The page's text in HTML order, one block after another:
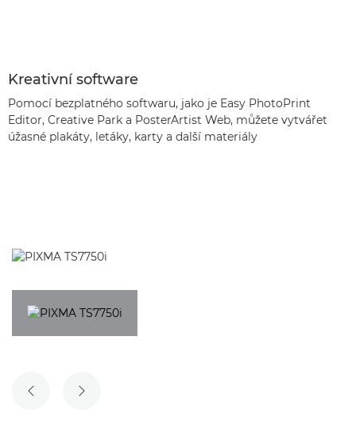
Kreativní software
Pomocí bezplatného softwaru, jako je Easy PhotoPrint
Editor, Creative Park a PosterArtist Web, můžete vytvářet
úžasné plakáty, letáky, karty a další materiály
PŘEDCHOZÍ SNÍMEK
DALŠÍ SNÍMEK